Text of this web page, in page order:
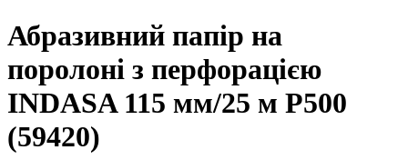
Абразивний папір на
поролоні з перфорацією
INDASA 115 мм/25 м Р500
(59420)